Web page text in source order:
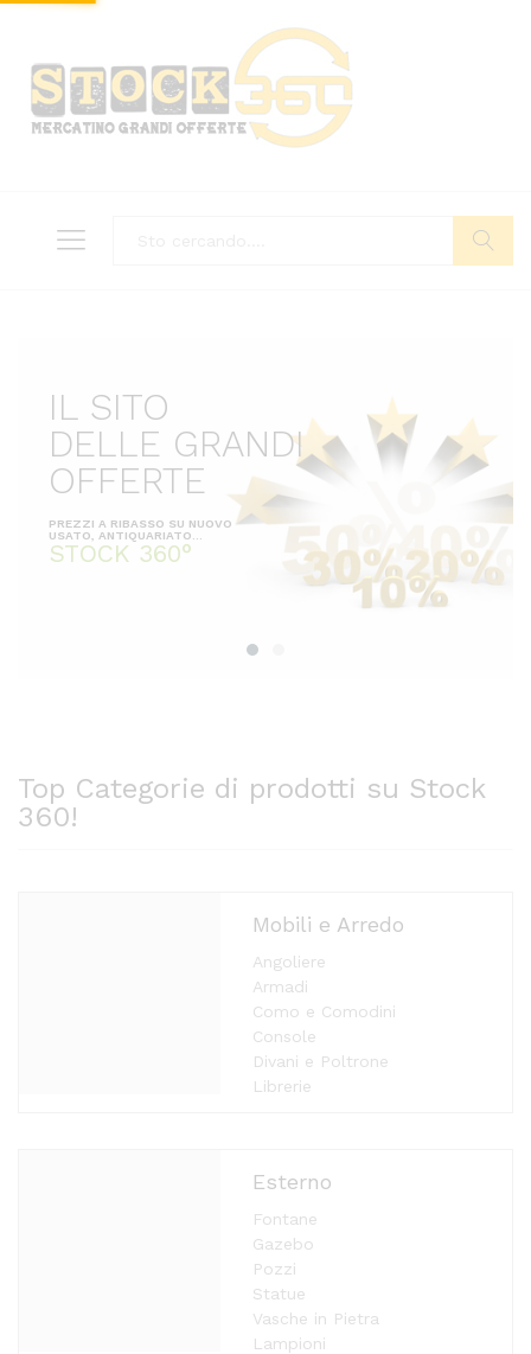
IL SITO
DELLE GRANDI
OFFERTE
PREZZI A RIBASSO SU NUOVO
USATO, ANTIQUARIATO...
STOCK 360°
Top Categorie di prodotti su Stock
360!
Mobili e Arredo
Angoliere
Armadi
Como e Comodini
Console
Divani e Poltrone
Librerie
Esterno
Fontane
Gazebo
Pozzi
Statue
Vasche in Pietra
Lampioni